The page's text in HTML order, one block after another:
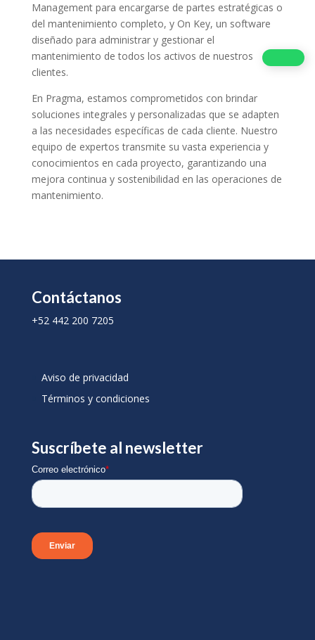
Management para encargarse de partes estratégicas o
del mantenimiento completo, y On Key, un software
diseñado para administrar y gestionar el
mantenimiento de todos los activos de nuestros
clientes.
En Pragma, estamos comprometidos con brindar
soluciones integrales y personalizadas que se adapten
a las necesidades específicas de cada cliente. Nuestro
equipo de expertos transmite su vasta experiencia y
conocimientos en cada proyecto, garantizando una
mejora continua y sostenibilidad en las operaciones de
mantenimiento.
Contáctanos
+52 442 200 7205
Aviso de privacidad
Términos y condiciones
Suscríbete al newsletter